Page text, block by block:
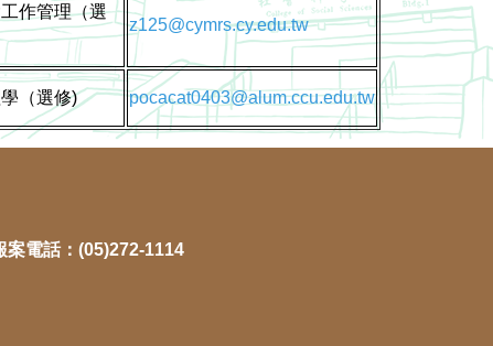
作管理（選
z125@cymrs.cy.edu.tw
（選修) pocacat0403@alum.ccu.edu.tw
案電話：(05)272-1114